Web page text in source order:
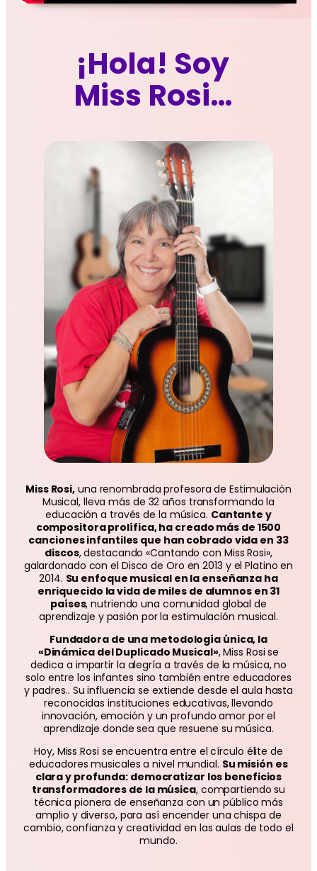
¡Hola! Soy
Miss Rosi…
Miss Rosi, una renombrada profesora de Estimulación
Musical, lleva más de 32 años transformando la
educación a través de la música. Cantante y
compositora prolífica, ha creado más de 1500
canciones infantiles que han cobrado vida en 33
discos, destacando «Cantando con Miss Rosi»,
galardonado con el Disco de Oro en 2013 y el Platino en
2014. Su enfoque musical en la enseñanza ha
enriquecido la vida de miles de alumnos en 31
países, nutriendo una comunidad global de
aprendizaje y pasión por la estimulación musical.
Fundadora de una metodología única, la
«Dinámica del Duplicado Musical», Miss Rosi se
dedica a impartir la alegría a través de la música, no
solo entre los infantes sino también entre educadores
y padres.. Su influencia se extiende desde el aula hasta
reconocidas instituciones educativas, llevando
innovación, emoción y un profundo amor por el
aprendizaje donde sea que resuene su música.
Hoy, Miss Rosi se encuentra entre el círculo élite de
educadores musicales a nivel mundial. Su misión es
clara y profunda: democratizar los beneficios
transformadores de la música, compartiendo su
técnica pionera de enseñanza con un público más
amplio y diverso, para así encender una chispa de
cambio, confianza y creatividad en las aulas de todo el
mundo.